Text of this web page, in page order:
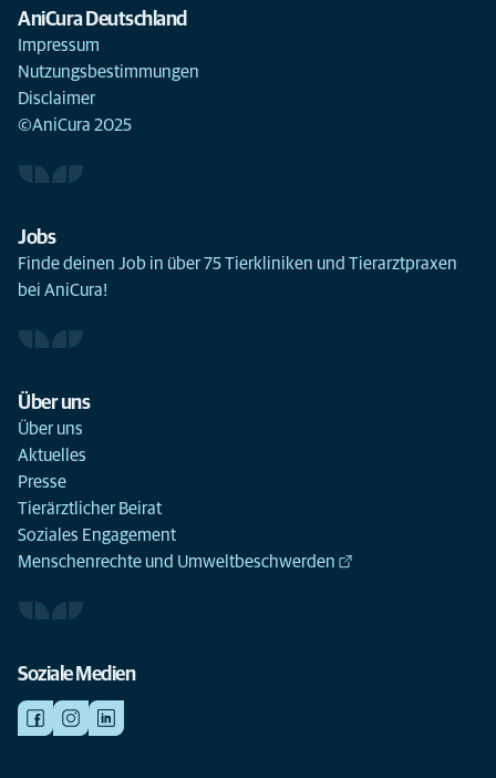
AniCura Deutschland
Impressum
Nutzungsbestimmungen
Disclaimer
©AniCura 2025
Jobs
Finde deinen Job in über 75 Tierkliniken und Tierarztpraxen
bei AniCura!
Über uns
Über uns
Aktuelles
Presse
Tierärztlicher Beirat
Soziales Engagement
Menschenrechte und Umweltbeschwerden
Soziale Medien